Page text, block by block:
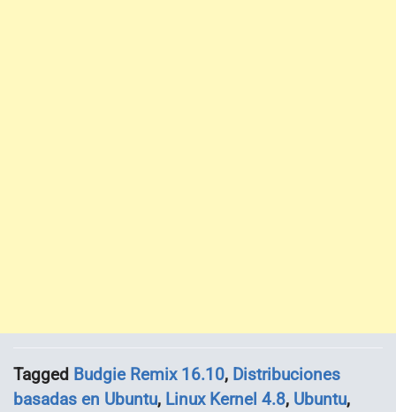
Tagged Budgie Remix 16.10, Distribuciones
basadas en Ubuntu, Linux Kernel 4.8, Ubuntu,